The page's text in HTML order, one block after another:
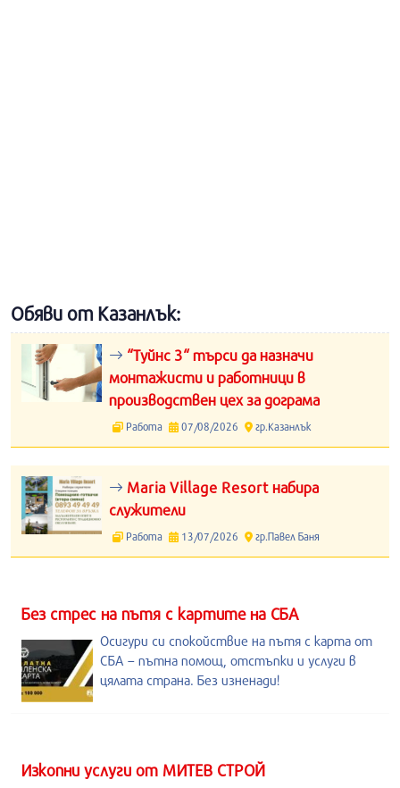
Обяви от Казанлък:
“Туйнс 3“ търси да назначи
монтажисти и работници в
производствен цех за дограма
Работа 07/08/2026 гр.Казанлък
Maria Village Resort набира
служители
Работа 13/07/2026 гр.Павел Баня
Без стрес на пътя с картите на СБА
Осигури си спокойствие на пътя с карта от
СБА – пътна помощ, отстъпки и услуги в
цялата страна. Без изненади!
Изкопни услуги от МИТЕВ СТРОЙ